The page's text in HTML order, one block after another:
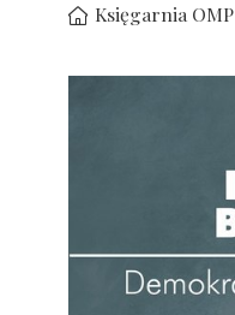
Księgarnia OMP